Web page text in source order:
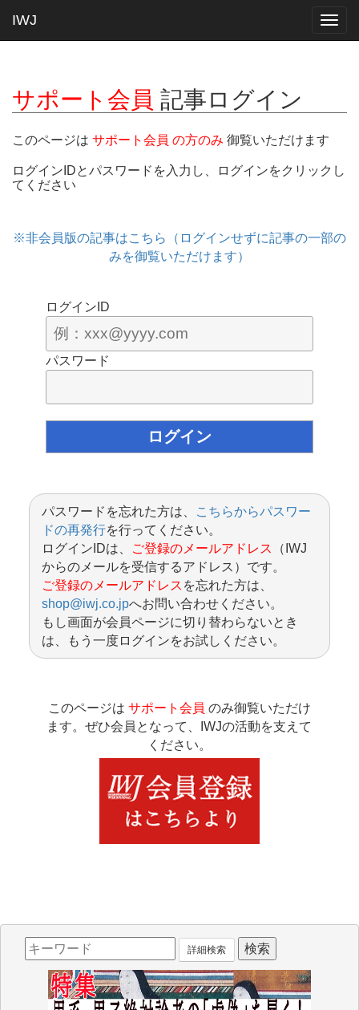
IWJ
サポート会員 記事ログイン
このページは サポート会員 の方のみ 御覧いただけます
ログインIDとパスワードを入力し、ログインをクリックし
てください
※非会員版の記事はこちら（ログインせずに記事の一部の
みを御覧いただけます）
ログインID
パスワード
パスワードを忘れた方は、
こちらからパスワー
ドの再発行を行ってください。
ログインIDは、
ご登録のメールアドレス
（IWJ
からのメールを受信するアドレス）です。
ご登録のメールアドレス を忘れた方は、
shop@iwj.co.jpへお問い合わせください。
もし画面が会員ページに切り替わらないとき
は、もう一度ログインをお試しください。
このページは サポート会員 のみ御覧いただけ
ます。ぜひ会員となって、IWJの活動を支えて
ください。
詳細検索